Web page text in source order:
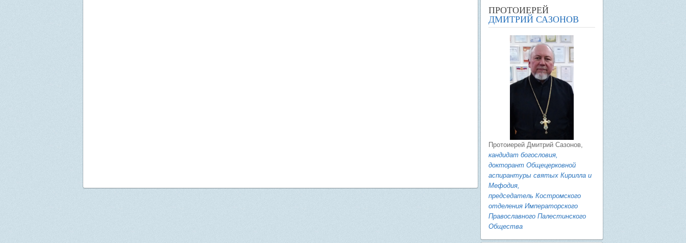
ПРОТОИЕРЕЙ
ДМИТРИЙ САЗОНОВ
Протоиерей Дмитрий Сазонов,
кандидат богословия,
докторант Общецерковной
аспирантуры святых Кирилла и
Мефодия,
председатель Костромского
отделения Императорского
Православного Палестинского
Общества